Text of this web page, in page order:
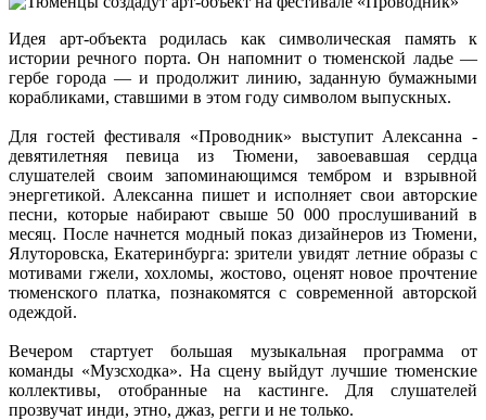
Идея арт-объекта родилась как символическая память к
истории речного порта. Он напомнит о тюменской ладье —
гербе города — и продолжит линию, заданную бумажными
корабликами, ставшими в этом году символом выпускных.
Для гостей фестиваля «Проводник» выступит Алексанна -
девятилетняя певица из Тюмени, завоевавшая сердца
слушателей своим запоминающимся тембром и взрывной
энергетикой. Алексанна пишет и исполняет свои авторские
песни, которые набирают свыше 50 000 прослушиваний в
месяц. После начнется модный показ дизайнеров из Тюмени,
Ялуторовска, Екатеринбурга: зрители увидят летние образы с
мотивами гжели, хохломы, жостово, оценят новое прочтение
тюменского платка, познакомятся с современной авторской
одеждой.
Вечером стартует большая музыкальная программа от
команды «Музсходка». На сцену выйдут лучшие тюменские
коллективы, отобранные на кастинге. Для слушателей
прозвучат инди, этно, джаз, регги и не только.